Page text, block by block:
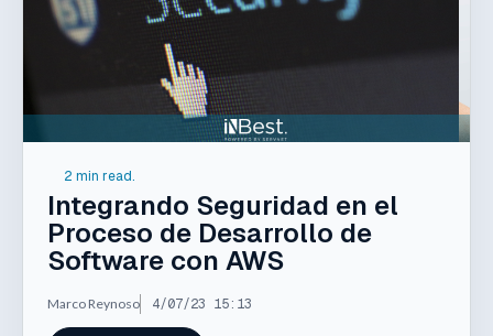
2 min read.
Integrando Seguridad en el
Proceso de Desarrollo de
Software con AWS
Marco Reynoso 4/07/23 15:13